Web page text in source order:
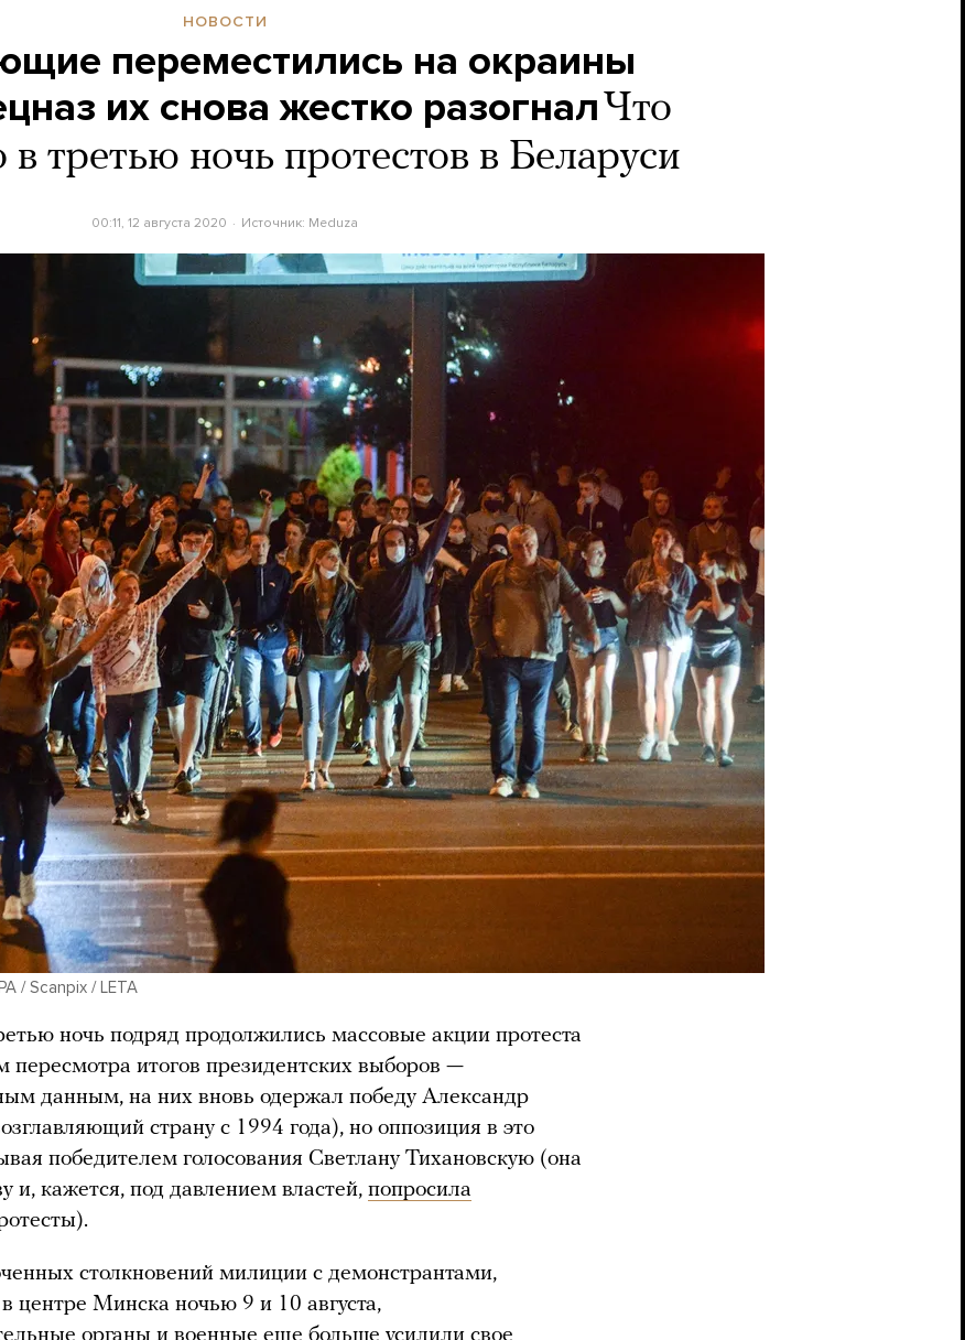
НОВОСТИ
переместились на окраины
их снова жестко разогнал Что
третью ночь протестов в Беларуси
00:11, 12 августа 2020 Источник: Meduza
/ Scanpix / LETA
ночь подряд продолжились массовые акции протеста
пересмотра итогов президентских выборов —
данным, на них вновь одержал победу Александр
страну с 1994 года), но оппозиция в это
победителем голосования Светлану Тихановскую (она
и, кажется, под давлением властей, попросила
столкновений милиции с демонстрантами,
центре Минска ночью 9 и 10 августа,
органы и военные еще больше усилили свое